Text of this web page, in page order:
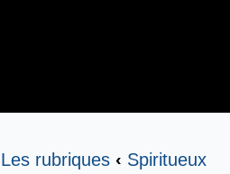
Les rubriques ‹ Spiritueux